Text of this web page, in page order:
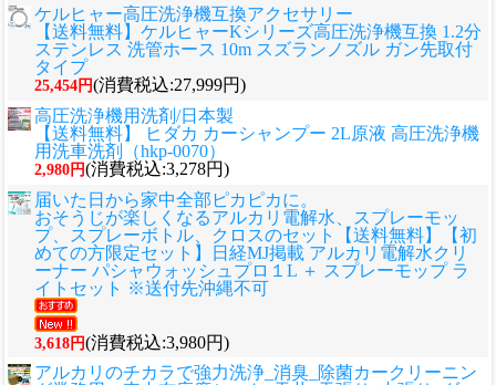
ケルヒャー高圧洗浄機互換アクセサリー
【送料無料】ケルヒャーKシリーズ高圧洗浄機互換 1.2分
ステンレス 洗管ホース 10m スズランノズル ガン先取付
タイプ
25,454円(消費税込:27,999円)
高圧洗浄機用洗剤/日本製
【送料無料】 ヒダカ カーシャンプー 2L原液 高圧洗浄機
用洗車洗剤（hkp-0070）
2,980円(消費税込:3,278円)
届いた日から家中全部ピカピカに。
おそうじが楽しくなるアルカリ電解水、スプレーモッ
プ、スプレーボトル、クロスのセット
【送料無料】【初
めての方限定セット】日経MJ掲載 アルカリ電解水クリ
ーナー パシャウォッシュプロ１L ＋ スプレーモップ ラ
イトセット ※送付先沖縄不可
3,618円(消費税込:3,980円)
アルカリのチカラで強力洗浄_消臭_除菌カークリーニン